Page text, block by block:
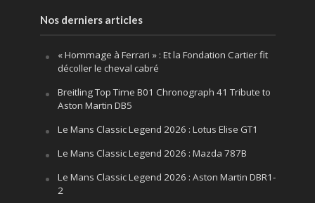
Nos derniers articles
« Hommage à Ferrari » : Et la Fondation Cartier fit
décoller le cheval cabré
Breitling Top Time B01 Chronograph 41 Tribute to
Aston Martin DB5
Le Mans Classic Legend 2026 : Lotus Elise GT1
Le Mans Classic Legend 2026 : Mazda 787B
Le Mans Classic Legend 2026 : Aston Martin DBR1-
2